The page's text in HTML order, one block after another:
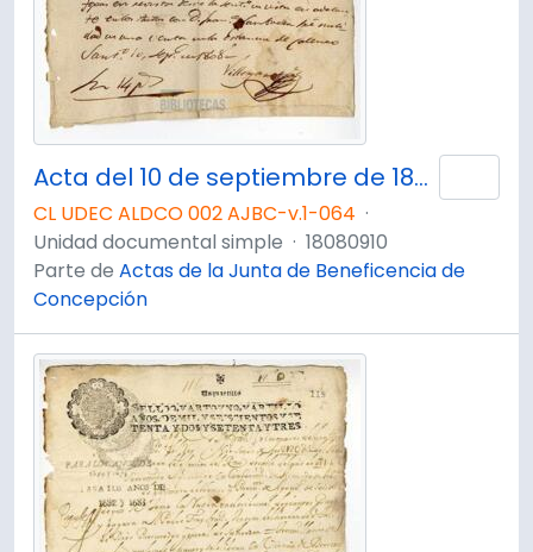
Acta del 10 de septiembre de 1808
CL UDEC ALDCO 002 AJBC-v.1-064 ·
Unidad documental simple · 18080910
Parte de Actas de la Junta de Beneficencia de
Concepción